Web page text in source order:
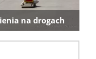
na drogach